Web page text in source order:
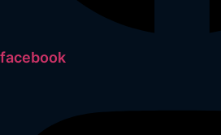
facebook